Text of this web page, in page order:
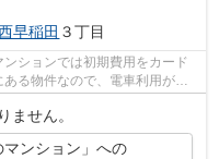
早稲田 ３丁目
ションでは初期費用をカード
る物件なので、電車利用が多
ません。
マンション」への